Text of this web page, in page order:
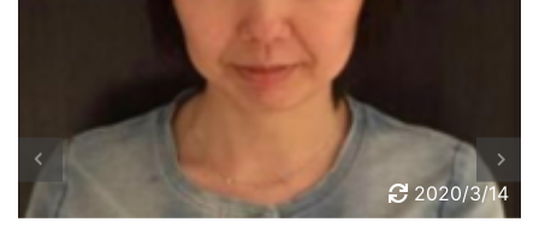
2020/2/1